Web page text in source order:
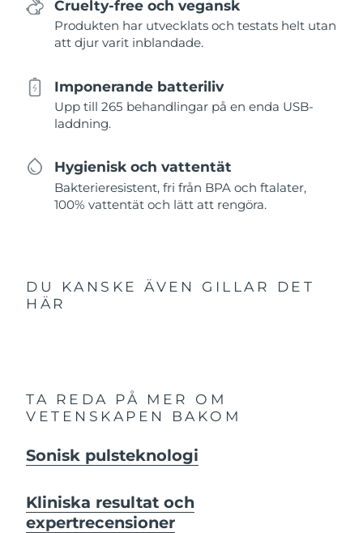
Cruelty-free och vegansk
Produkten har utvecklats och testats helt utan
att djur varit inblandade.
Imponerande batteriliv
Upp till 265 behandlingar på en enda USB-
laddning.
Hygienisk och vattentät
Bakterieresistent, fri från BPA och ftalater,
100% vattentät och lätt att rengöra.
DU KANSKE ÄVEN GILLAR DET
HÄR
TA REDA PÅ MER OM
VETENSKAPEN BAKOM
Sonisk pulsteknologi
Kliniska resultat och
expertrecensioner